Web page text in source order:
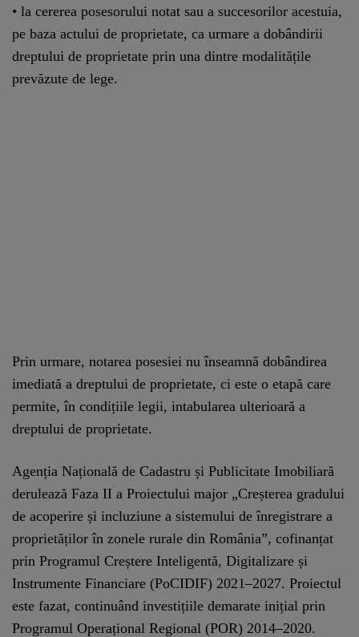
• la cererea posesorului notat sau a succesorilor acestuia,
pe baza actului de proprietate, ca urmare a dobândirii
dreptului de proprietate prin una dintre modalitățile
prevăzute de lege.
Prin urmare, notarea posesiei nu înseamnă dobândirea
imediată a dreptului de proprietate, ci este o etapă care
permite, în condițiile legii, intabularea ulterioară a
dreptului de proprietate.
Agenția Națională de Cadastru și Publicitate Imobiliară
derulează Faza II a Proiectului major „Creșterea gradului
de acoperire și incluziune a sistemului de înregistrare a
proprietăților în zonele rurale din România”, cofinanțat
prin Programul Creștere Inteligentă, Digitalizare și
Instrumente Financiare (PoCIDIF) 2021–2027. Proiectul
este fazat, continuând investițiile demarate inițial prin
Programul Operațional Regional (POR) 2014–2020.